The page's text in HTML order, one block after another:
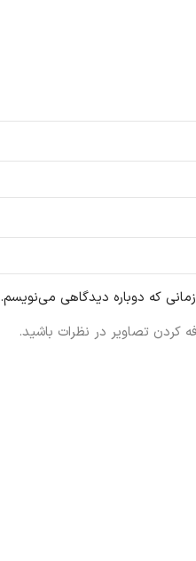
که دوباره دیدگاهی می‌نویسم.
کردن تصاویر در نظرات باشید.